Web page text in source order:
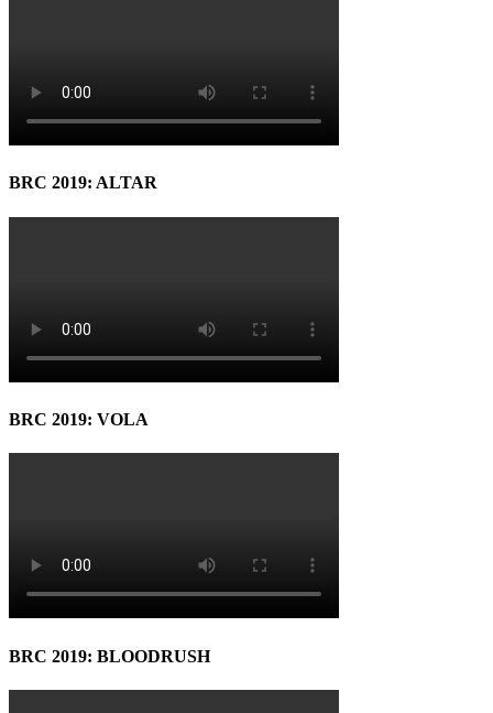
BRC 2019: ALTAR
BRC 2019: VOLA
BRC 2019: BLOODRUSH